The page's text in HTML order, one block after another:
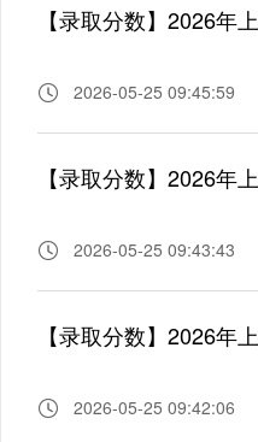
【录取分数】2026年
2026-05-25 09:45:59
【录取分数】2026年
2026-05-25 09:43:43
【录取分数】2026年
2026-05-25 09:42:06